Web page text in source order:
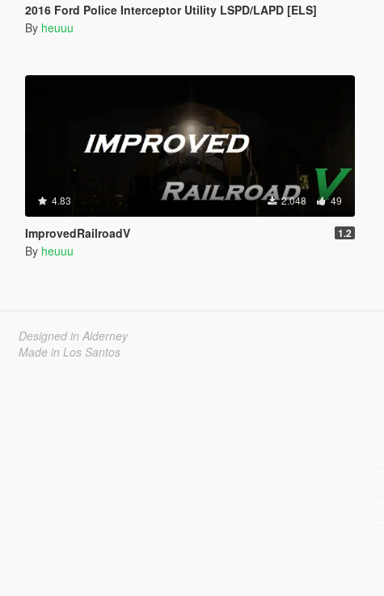
2016 Ford Police Interceptor Utility LSPD/LAPD [ELS]
By heuuu
4.83 2.048 49
ImprovedRailroadV 1.2
By heuuu
Designed in Alderney
Made in Los Santos